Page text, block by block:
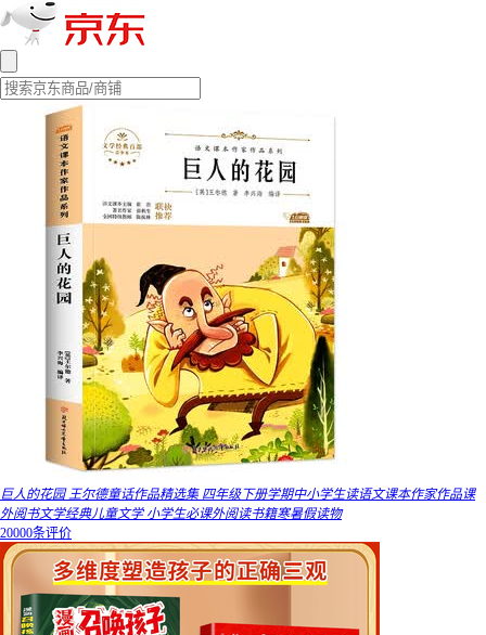
巨人的花园 王尔德童话作品精选集 四年级下册学期中小学生读语文课本作家作品课
外阅书文学经典儿童文学 小学生必课外阅读书籍寒暑假读物
20000条评价